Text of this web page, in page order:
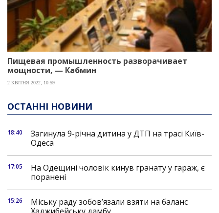
Пищевая промышленность разворачивает
мощности, — Кабмин
2 КВІТНЯ 2022, 10:59
ОСТАННІ НОВИНИ
18:40
Загинула 9-річна дитина у ДТП на трасі Київ-
Одеса
17:05
На Одещині чоловік кинув гранату у гараж, є
поранені
15:26
Міську раду зобов’язали взяти на баланс